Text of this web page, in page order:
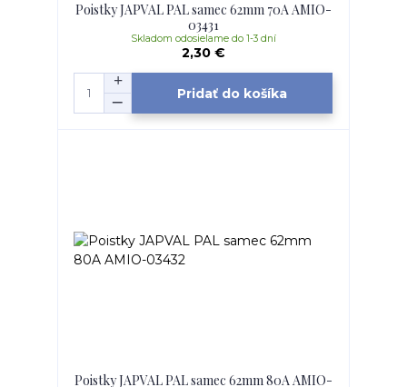
Poistky JAPVAL PAL samec 62mm 70A AMIO-
03431
2,30 €
Skladom odosielame do 1-3 dní
Pridať do košíka
Poistky JAPVAL PAL samec 62mm 80A AMIO-